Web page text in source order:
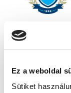
Ez a weboldal
Sütiket
MTK
Ne maradjon le